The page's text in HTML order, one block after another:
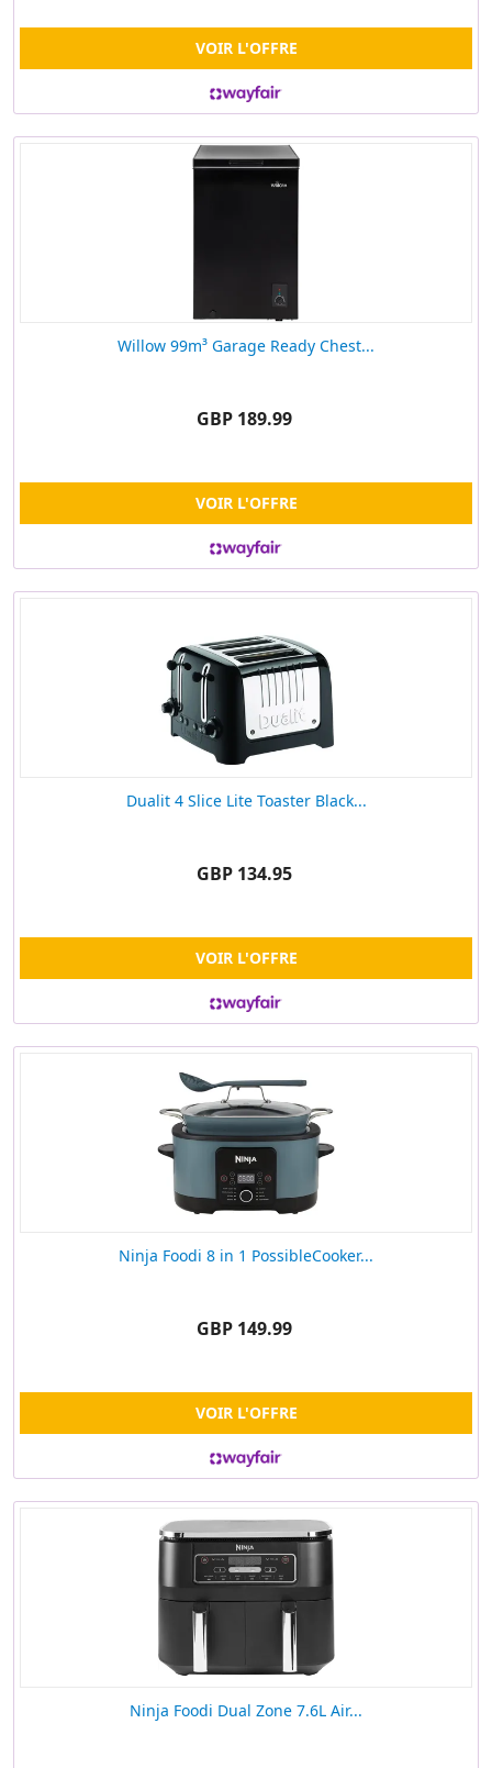
VOIR L'OFFRE
Willow 99m³ Garage Ready Chest...
GBP 189.99
VOIR L'OFFRE
Dualit 4 Slice Lite Toaster Black...
GBP 134.95
VOIR L'OFFRE
Ninja Foodi 8 in 1 PossibleCooker...
GBP 149.99
VOIR L'OFFRE
Ninja Foodi Dual Zone 7.6L Air...